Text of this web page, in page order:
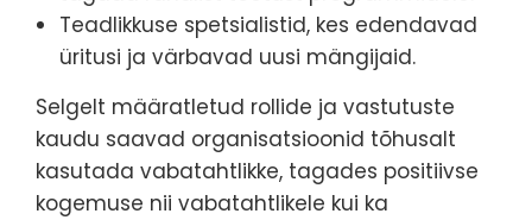
Teadlikkuse spetsialistid, kes edendavad
üritusi ja värbavad uusi mängijaid.
Selgelt määratletud rollide ja vastutuste
kaudu saavad organisatsioonid tõhusalt
kasutada vabatahtlikke, tagades positiivse
kogemuse nii vabatahtlikele kui ka